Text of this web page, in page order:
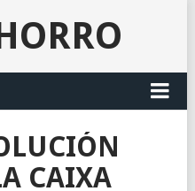
CAIXA